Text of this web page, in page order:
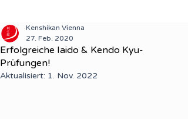
Erfolgreiche Iaido & Kendo Kyu-
Prüfungen!
Kenshikan Vienna
27. Feb. 2020
Aktualisiert: 1. Nov. 2022